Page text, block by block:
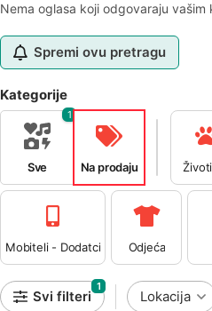
Nema oglasa koji odgovaraju vašim
Spremi ovu pretragu
Kategorije
Sve
1
Na prodaju
Mobiteli - Dodatci Odjeća
Svi filteri
1
Lokacija